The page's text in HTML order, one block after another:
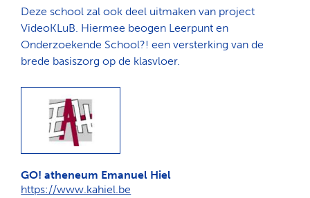
Deze school zal ook deel uitmaken van project
VideoKLuB. Hiermee beogen Leerpunt en
Onderzoekende School?! een versterking van de
brede basiszorg op de klasvloer.
GO! atheneum Emanuel Hiel
https://www.kahiel.be